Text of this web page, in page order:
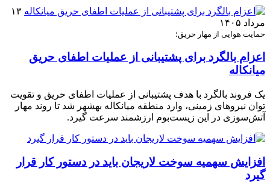
۱۳
مرداد ۱۴۰۵
حمایت هوایی از مهار حریق؛
اعزام بالگرد برای پشتیبانی از عملیات اطفای حریق
میانکاله
یک فروند بالگرد با هدف پشتیبانی از عملیات اطفای حریق و تقویت
توان نیروهای زمینی، وارد منطقه میانکاله بهشهر شد تا روند مهار
آتش‌سوزی در این زیست‌بوم ارزشمند سرعت گیرد.
افزایش سهمیه سوخت لاریجان باید در دستور کار قرار
گیرد